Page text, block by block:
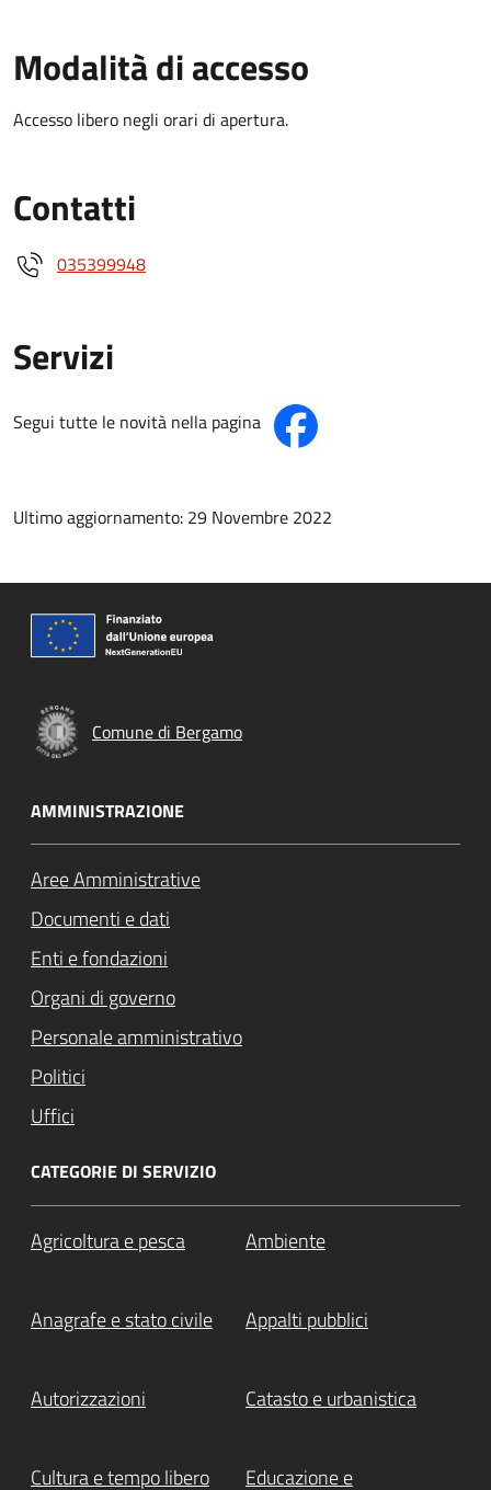
Modalità di accesso
Accesso libero negli orari di apertura.
Contatti
035399948
Servizi
Segui tutte le novità nella pagina
Ultimo aggiornamento: 29 Novembre 2022
Comune di Bergamo
AMMINISTRAZIONE
Aree Amministrative
Documenti e dati
Enti e fondazioni
Organi di governo
Personale amministrativo
Politici
Uffici
CATEGORIE DI SERVIZIO
Agricoltura e pesca Ambiente
Anagrafe e stato civile Appalti pubblici
Autorizzazioni Catasto e urbanistica
Cultura e tempo libero
Educazione e